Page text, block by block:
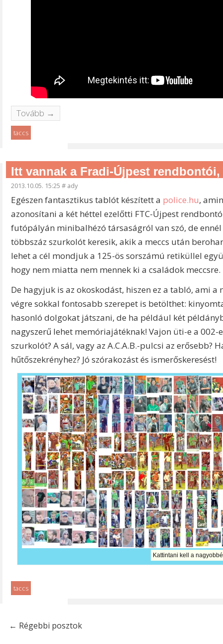
Tovább →
taccs
Itt vannak a Fradi-Újpest
2013.10.05. 15:25 # ady
Egészen fantasztikus tablót készített a police.hu,
azonosítani a két héttel ezelőtti FTC-Újpest
futópályán minibalhézó társaságról van szó, de
többszáz szurkolót keresik, akik a meccs után
lehet a cél mondjuk a 125-ös sorszámú retiküllel
hogy nem miatta nem mennek ki a családok meccsre.
De hagyjuk is az okoskodást, hiszen ez a tabló, ami
végre sokkal fontosabb szerepet is betölthet:
hasonló dolgokat játszani, de ha például két
nagyszerű lehet memóriajátéknak! Vajon üti-e a
szurkolót? A sál, vagy az A.C.A.B.-pulcsi az
hűtőszekrényhez? Jó szórakozást és ismerőskeresést!
Kattintani kell a
taccs
← Régebbi posztok